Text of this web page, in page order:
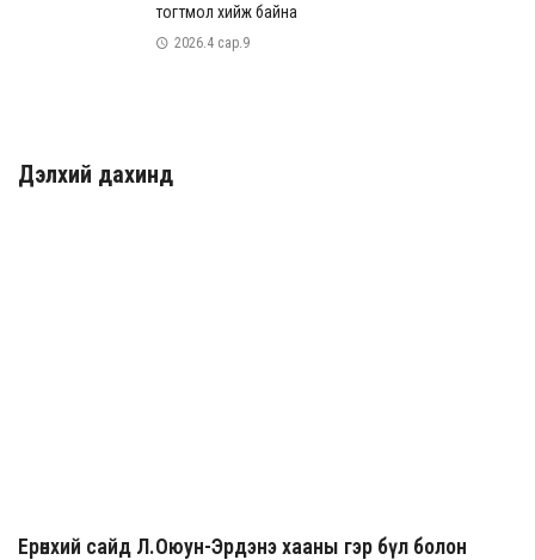
тогтмол хийж байна
2026.4 сар.9
Дэлхий дахинд
Ерөнхий сайд Л.Оюун-Эрдэнэ хааны гэр бүл болон